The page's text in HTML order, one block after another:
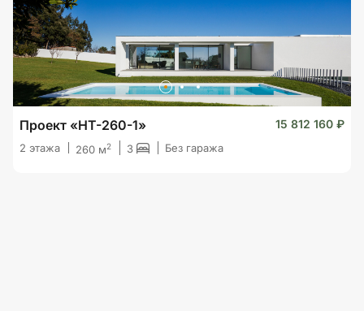
Проект «HT-260-1» 15 812 160 ₽
2 этажа 260 м2 3 Без гаража